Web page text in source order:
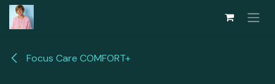
Overslaan naar inhoud
Focus Care COMFORT+